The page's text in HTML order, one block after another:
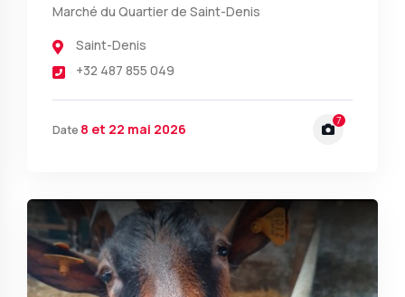
Marché du Quartier de Saint-Denis
Saint-Denis
+32 487 855 049
Date 8 et 22 mai 2026 7